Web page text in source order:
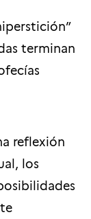
terminan
reflexión
los